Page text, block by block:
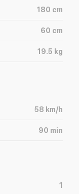
180 cm
60 cm
19.5 kg
58 km/h
90 min
1